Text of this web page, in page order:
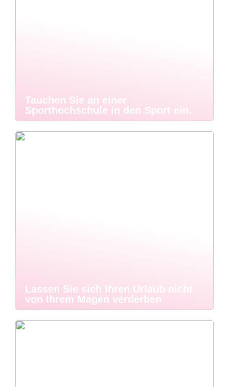
Tauchen Sie an einer
Sporthochschule in den Sport ein.
Lassen Sie sich Ihren Urlaub nicht
von Ihrem Magen verderben